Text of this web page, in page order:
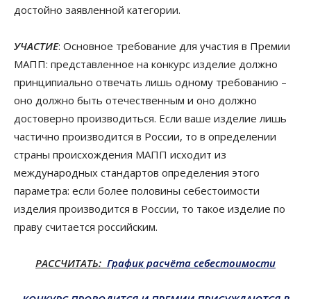
достойно заявленной категории.
УЧАСТИЕ: Основное требование для участия в Премии
МАПП: представленное на конкурс изделие должно
принципиально отвечать лишь одному требованию –
оно должно быть отечественным и оно должно
достоверно производиться. Если ваше изделие лишь
частично производится в России, то в определении
страны происхождения МАПП исходит из
международных стандартов определения этого
параметра: если более половины себестоимости
изделия производится в России, то такое изделие по
праву считается российским.
РАССЧИТАТЬ: График расчёта себестоимости